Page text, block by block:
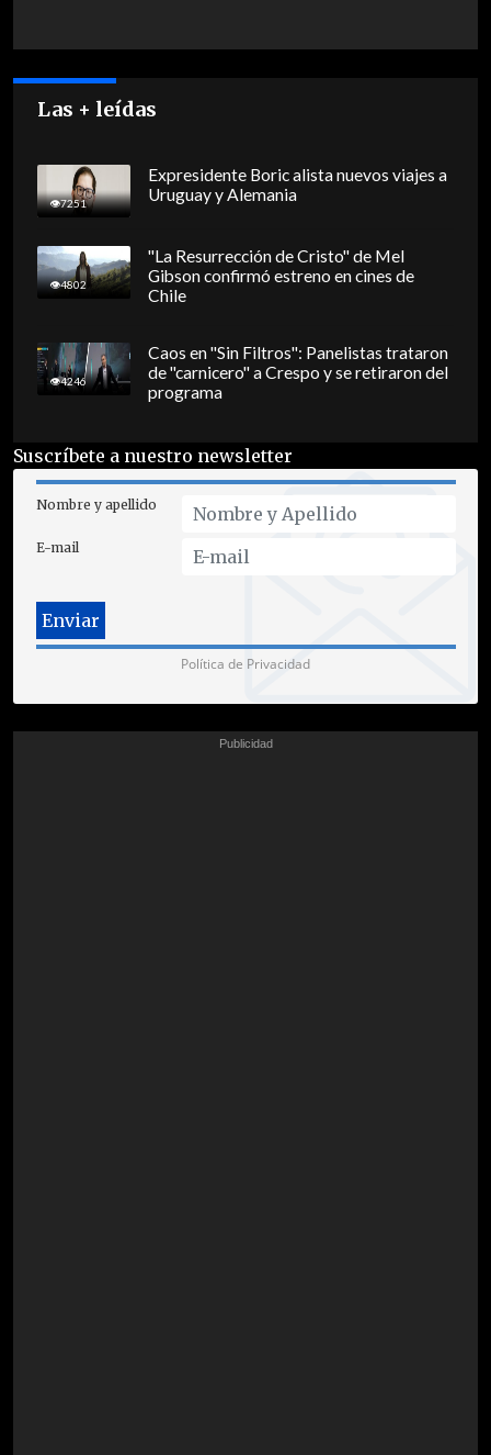
Las + leídas
7251
Expresidente Boric alista nuevos viajes a
Uruguay y Alemania
4802
"La Resurrección de Cristo" de Mel
Gibson confirmó estreno en cines de
Chile
4246
Caos en "Sin Filtros": Panelistas trataron
de "carnicero" a Crespo y se retiraron del
programa
Suscríbete a nuestro newsletter
Nombre y apellido
E-mail
Política de Privacidad